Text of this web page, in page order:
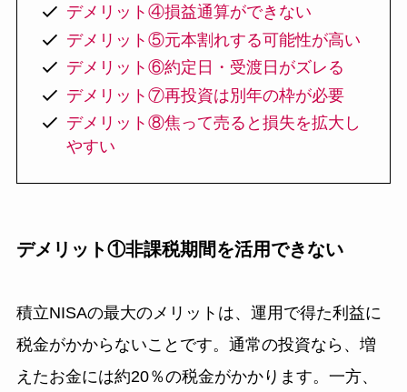
デメリット④損益通算ができない
デメリット⑤元本割れする可能性が高い
デメリット⑥約定日・受渡日がズレる
デメリット⑦再投資は別年の枠が必要
デメリット⑧焦って売ると損失を拡大し
やすい
デメリット①非課税期間を活用できない
積立NISAの最大のメリットは、運用で得た利益に
税金がかからないことです。通常の投資なら、増
えたお金には約20％の税金がかかります。一方、